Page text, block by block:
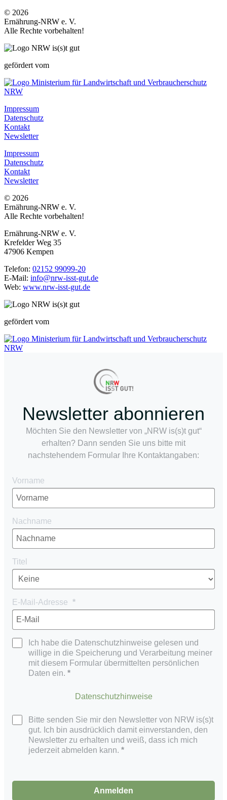
© 2026
Ernährung-NRW e. V.
Alle Rechte vorbehalten!
gefördert vom
Impressum
Datenschutz
Kontakt
Newsletter
Impressum
Datenschutz
Kontakt
Newsletter
© 2026
Ernährung-NRW e. V.
Alle Rechte vorbehalten!
Ernährung-NRW e. V.
Krefelder Weg 35
47906 Kempen
Telefon: 02152 99099-20
E-Mail: info@nrw-isst-gut.de
Web: www.nrw-isst-gut.de
gefördert vom
Newsletter abonnieren
Möchten Sie den Newsletter von „NRW is(s)t gut“
erhalten? Dann senden Sie uns bitte mit
nachstehendem Formular Ihre Kontaktangaben:
Vorname
Nachname
Titel
E-Mail-Adresse
Ich habe die Datenschutzhinweise gelesen und
willige in die Speicherung und Verarbeitung meiner
mit diesem Formular übermittelten persönlichen
Daten ein.
Datenschutzhinweise
Bitte senden Sie mir den Newsletter von NRW is(s)t
gut. Ich bin ausdrücklich damit einverstanden, den
Newsletter zu erhalten und weiß, dass ich mich
jederzeit abmelden kann.
Anmelden